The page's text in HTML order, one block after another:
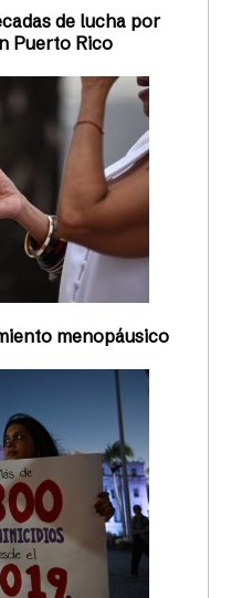
de lucha por
Puerto Rico
menopáusico